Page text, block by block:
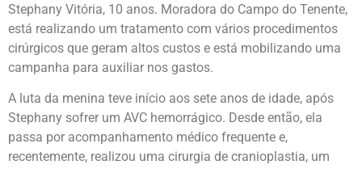
Stephany Vitória, 10 anos. Moradora do Campo do Tenente,
está realizando um tratamento com vários procedimentos
cirúrgicos que geram altos custos e está mobilizando uma
campanha para auxiliar nos gastos.
A luta da menina teve início aos sete anos de idade, após
Stephany sofrer um AVC hemorrágico. Desde então, ela
passa por acompanhamento médico frequente e,
recentemente, realizou uma cirurgia de cranioplastia, um